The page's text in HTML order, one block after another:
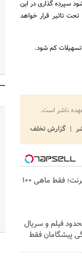
سپرده گذاری در این
تاثیر قرار خواهد
ناشر است.
گزارش تخلف
3000 گیگ اینترنت؛ فقط ماهی 100
فیلم و سریال
پیشگامان فقط